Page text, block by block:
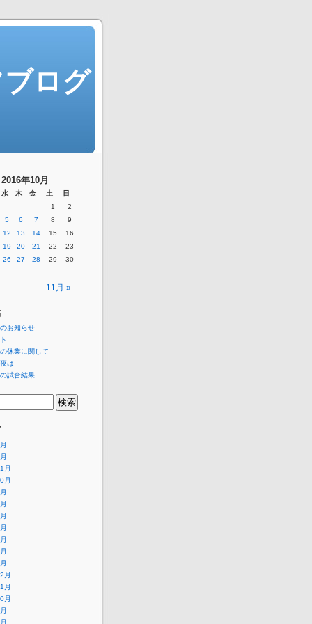
ログ
2016年10月
水 木 金 土 日
11月 »
1
2
5 6 7 8
9
12 13 14 15
16
19 20 21 22
23
26 27 28 29
30
お知らせ
休業に関して
は
試合結果
月
月
月
月
月